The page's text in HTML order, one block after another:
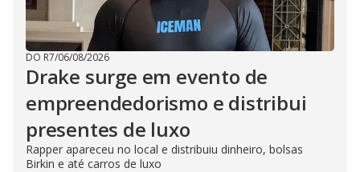
DO R7/06/08/2026
Drake surge em evento de
empreendedorismo e distribui
presentes de luxo
Rapper apareceu no local e distribuiu dinheiro, bolsas
Birkin e até carros de luxo